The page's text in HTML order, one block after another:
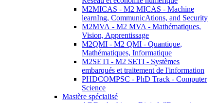
M2MICAS - M2 MICAS - Machine
learnIng, CommunicAtions, and Security
M2MVA - M2 MVA - Mathématiques,
Vision, Apprentissage
M2QMI - M2 QMI - Quantique,
Mathématiques, Informatique
M2SETI - M2 SETI - Systèmes
embarqués et traitement de l'information
PHDCOMPSC - PhD Track - Computer
Science
Mastère spécialisé